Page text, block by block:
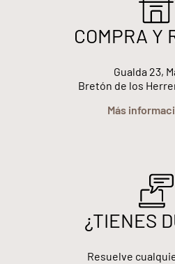
COMPRA Y
Gualda 23,
Bretón de los
Más
¿TIENES
Resuelve